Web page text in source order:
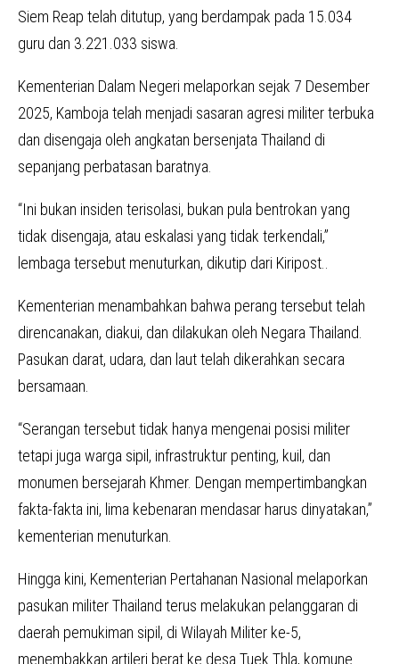
Siem Reap telah ditutup, yang berdampak pada 15.034
guru dan 3.221.033 siswa.
Kementerian Dalam Negeri melaporkan sejak 7 Desember
2025, Kamboja telah menjadi sasaran agresi militer terbuka
dan disengaja oleh angkatan bersenjata Thailand di
sepanjang perbatasan baratnya.
“Ini bukan insiden terisolasi, bukan pula bentrokan yang
tidak disengaja, atau eskalasi yang tidak terkendali,”
lembaga tersebut menuturkan, dikutip dari Kiripost..
Kementerian menambahkan bahwa perang tersebut telah
direncanakan, diakui, dan dilakukan oleh Negara Thailand.
Pasukan darat, udara, dan laut telah dikerahkan secara
bersamaan.
“Serangan tersebut tidak hanya mengenai posisi militer
tetapi juga warga sipil, infrastruktur penting, kuil, dan
monumen bersejarah Khmer. Dengan mempertimbangkan
fakta-fakta ini, lima kebenaran mendasar harus dinyatakan,”
kementerian menuturkan.
Hingga kini, Kementerian Pertahanan Nasional melaporkan
pasukan militer Thailand terus melakukan pelanggaran di
daerah pemukiman sipil, di Wilayah Militer ke-5,
menembakkan artileri berat ke desa Tuek Thla, komune